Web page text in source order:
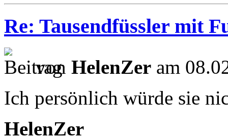
Re: Tausendfüssler mit
von HelenZer am
Ich persönlich würde sie
HelenZer